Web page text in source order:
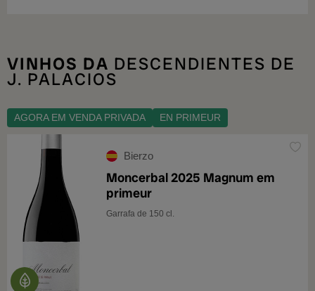
VINHOS DA DESCENDIENTES DE
J. PALACIOS
AGORA EM VENDA PRIVADA EN PRIMEUR
Bierzo
Moncerbal 2025 Magnum em
primeur
Garrafa de 150 cl.